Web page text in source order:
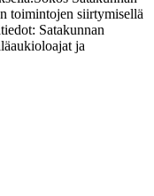
toimintojen siirtymisellä
Satakunnan
aukioloajat ja